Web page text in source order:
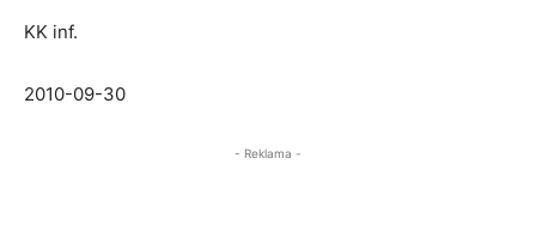
KK inf.
2010-09-30
- Reklama -